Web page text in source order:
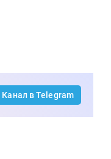
Канал в Telegram